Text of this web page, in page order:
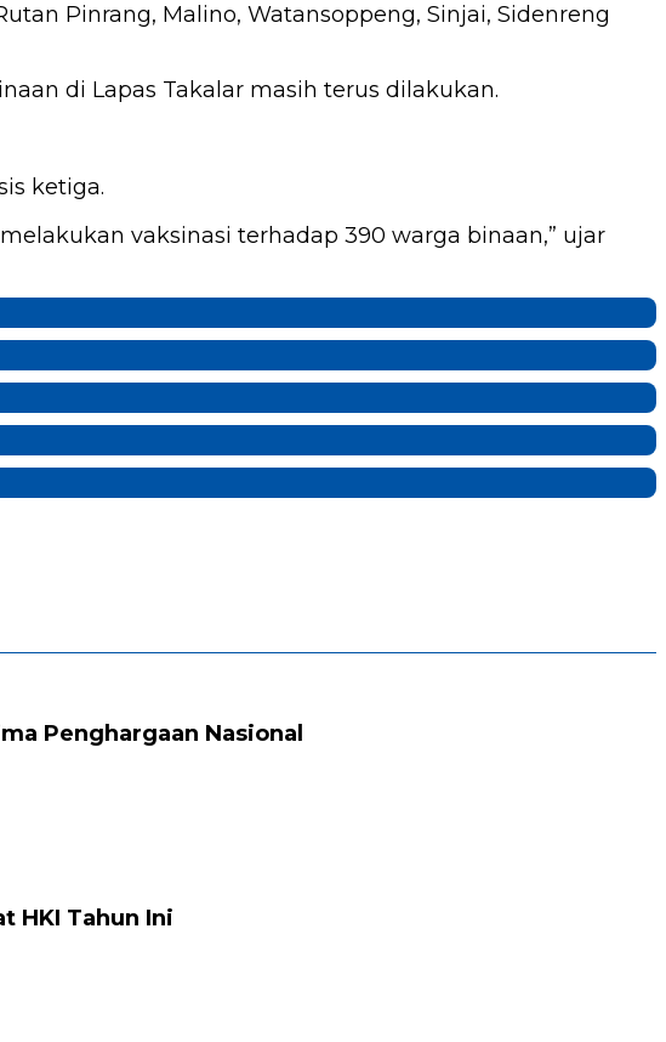
Pinrang, Malino, Watansoppeng, Sinjai, Sidenreng
di Lapas Takalar masih terus dilakukan.
ketiga.
vaksinasi terhadap 390 warga binaan,” ujar
Penghargaan Nasional
HKI Tahun Ini